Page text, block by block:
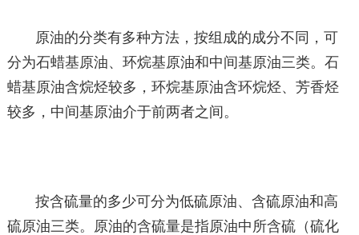
原油的分类有多种方法，按组成的成分不同，可
分为石蜡基原油、环烷基原油和中间基原油三类。石
蜡基原油含烷烃较多，环烷基原油含环烷烃、芳香烃
较多，中间基原油介于前两者之间。
按含硫量的多少可分为低硫原油、含硫原油和高
硫原油三类。原油的含硫量是指原油中所含硫（硫化